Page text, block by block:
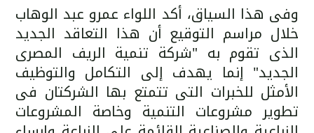
وفى هذا السياق، أكد اللواء عمرو عبد الوهاب
خلال مراسم التوقيع أن هذا التعاقد الجديد
الذى تقوم به "شركة تنمية الريف المصرى
الجديد" إنما يهدف إلى التكامل والتوظيف
الأمثل للخبرات التى تتمتع بها الشركتان فى
تطوير مشروعات التنمية وخاصة المشروعات